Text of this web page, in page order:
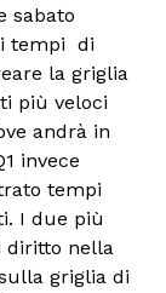
sabato
i tempi di
la griglia
più veloci
andrà in
invece
tempi
I due più
diritto nella
griglia di